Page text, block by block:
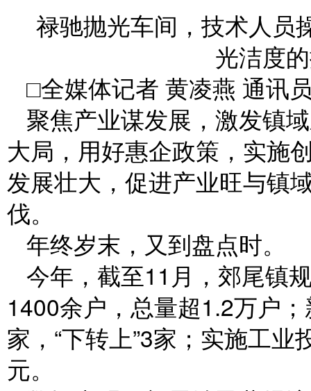
禄驰抛光车间，技术人员
光洁度
□全媒体记者 黄凌燕 通讯
聚焦产业谋发展，激发镇
大局，用好惠企政策，实施
发展壮大，促进产业旺与镇
伐。
年终岁末，又到盘点时。
今年，截至11月，郊尾镇
1400余户，总量超1.2万户；
家，“下转上”3家；实施工
元。